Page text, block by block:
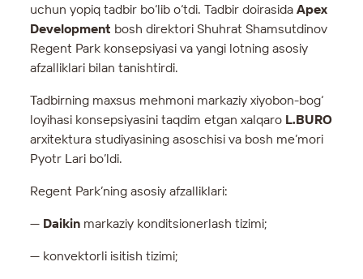
uchun yopiq tadbir bo‘lib o‘tdi. Tadbir doirasidaApex
Development bosh direktori Shuhrat Shamsutdinov
Regent Park konsepsiyasi va yangi lotning asosiy
afzalliklari bilan tanishtirdi.
Tadbirning maxsus mehmoni markaziy xiyobon-bog‘
loyihasi konsepsiyasini taqdim etgan xalqaro L.BURO
arxitektura studiyasining asoschisi va bosh me’mori
Pyotr Lari bo’ldi.
Regent Park’ning asosiy afzalliklari:
— Daikin markaziy konditsionerlash tizimi;
— konvektorli isitish tizimi;